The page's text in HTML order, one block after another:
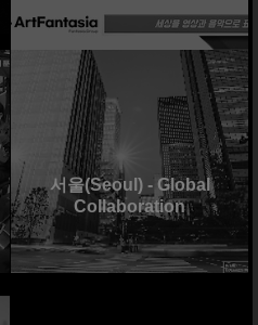
서울(Seoul) - Global
Collaboration